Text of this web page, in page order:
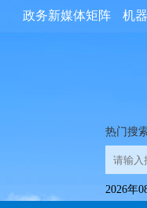
机
政务新媒体矩阵
热门搜
2026年